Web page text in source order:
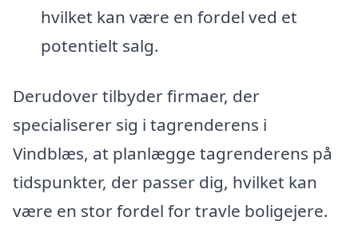
hvilket kan være en fordel ved et
potentielt salg.
Derudover tilbyder firmaer, der
specialiserer sig i tagrenderens i
Vindblæs, at planlægge tagrenderens på
tidspunkter, der passer dig, hvilket kan
være en stor fordel for travle boligejere.